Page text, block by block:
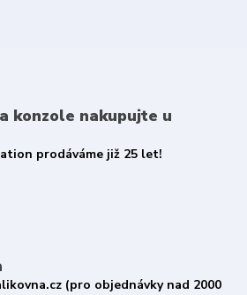
konzole nakupujte u
prodáváme již 25 let!
(pro objednávky nad 2000